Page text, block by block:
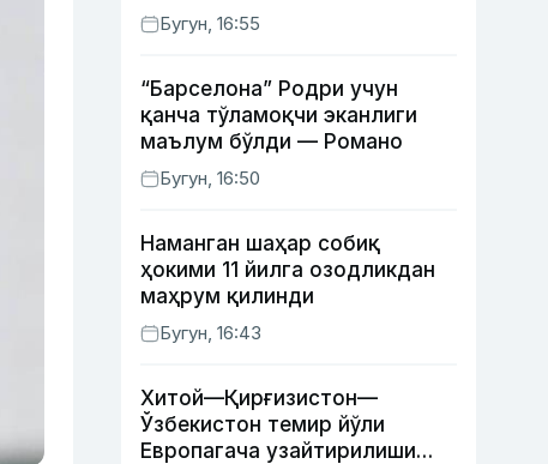
Бугун, 16:55
“Барселона” Родри учун
қанча тўламоқчи эканлиги
маълум бўлди — Романо
Бугун, 16:50
Наманган шаҳар собиқ
ҳокими 11 йилга озодликдан
маҳрум қилинди
Бугун, 16:43
Хитой—Қирғизистон—
Ўзбекистон темир йўли
Европагача узайтирилиши